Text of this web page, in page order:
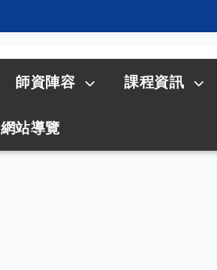
師資陣容 課程資訊
網站導覽